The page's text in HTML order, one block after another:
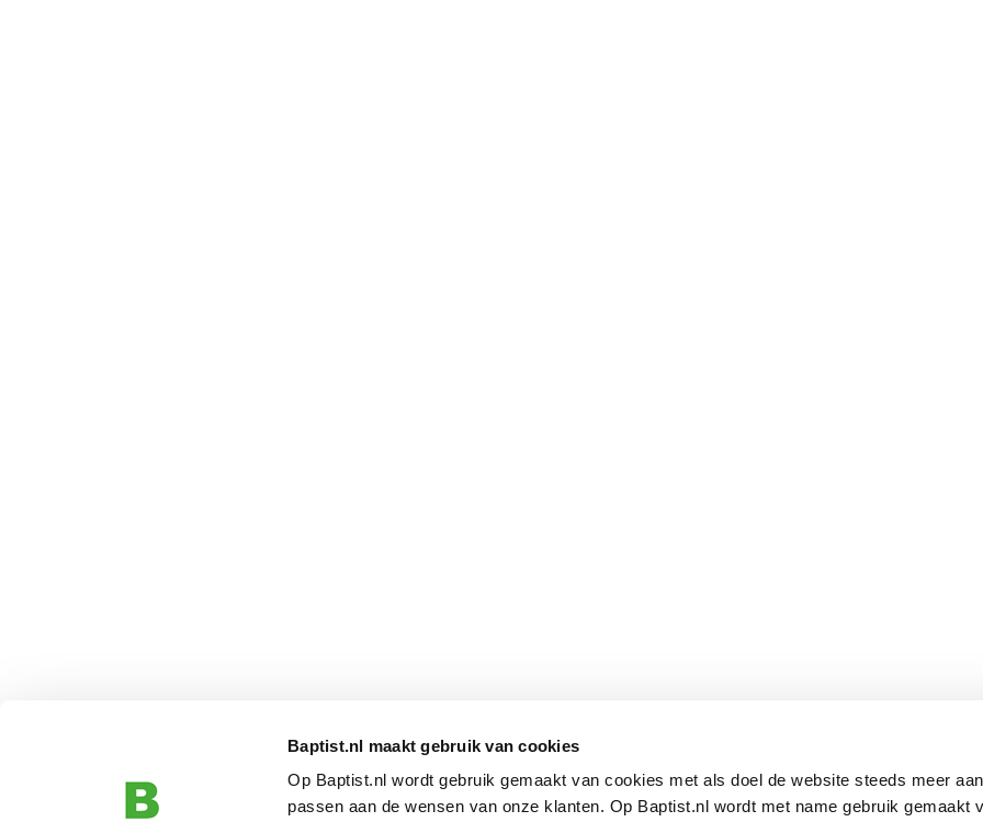
Baptist.nl maakt gebruik van cookies
Op Baptist.nl wordt gebruik gemaakt van cookies met als doel de website steeds meer
passen aan de wensen van onze klanten. Op Baptist.nl wordt met name gebruik gemaakt